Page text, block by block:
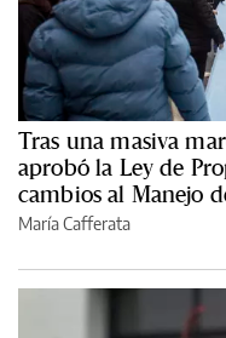
Tras una masiva
aprobó la Ley de
cambios al Manejo
María Cafferata